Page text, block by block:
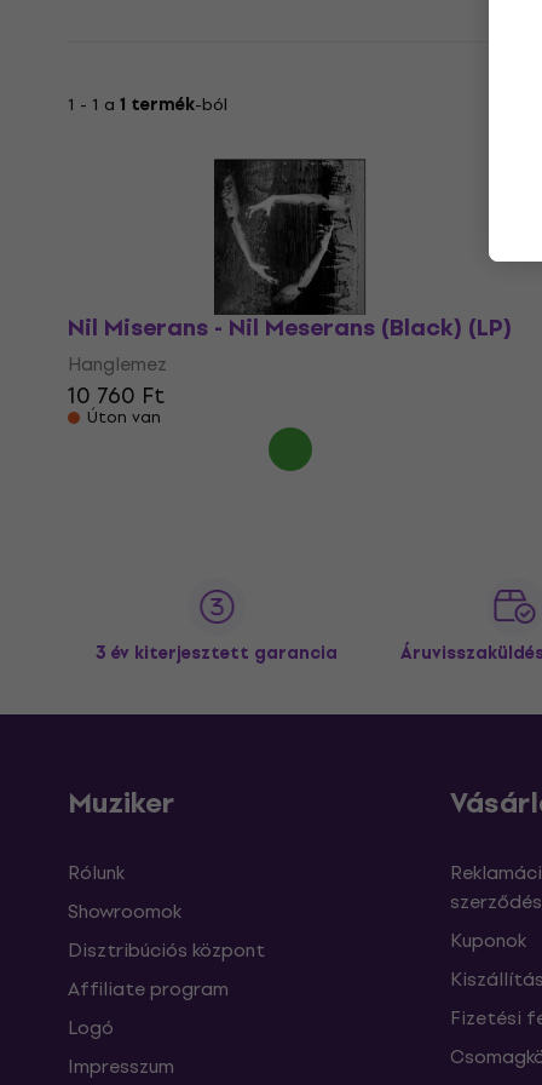
1 - 1 a 1 termék-ból
Nil Miserans - Nil Meserans (Black) (LP)
Hanglemez
10 760 Ft
Úton van
3 év kiterjesztett garancia
Muziker
Rólunk
Showroomok
Disztribúciós központ
Affiliate program
Logó
Impresszum
Kuponok
Fizetési